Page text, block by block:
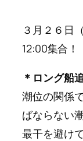
３月２６日
12:00集合！
＊ロング船
潮位の関係
ばならない
最干を避け